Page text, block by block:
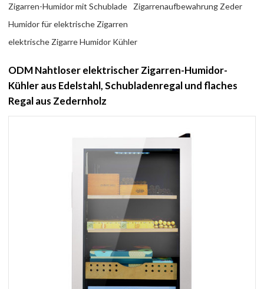
Zigarren-Humidor mit Schublade
Zigarrenaufbewahrung Zeder
Humidor für elektrische Zigarren
elektrische Zigarre Humidor Kühler
ODM Nahtloser elektrischer Zigarren-Humidor-
Kühler aus Edelstahl, Schubladenregal und flaches
Regal aus Zedernholz